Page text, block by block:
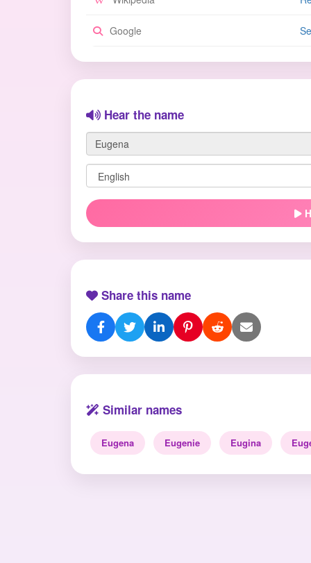
Google
Hear the name
Share this name
Similar names
Eugena Eugenie Eugina